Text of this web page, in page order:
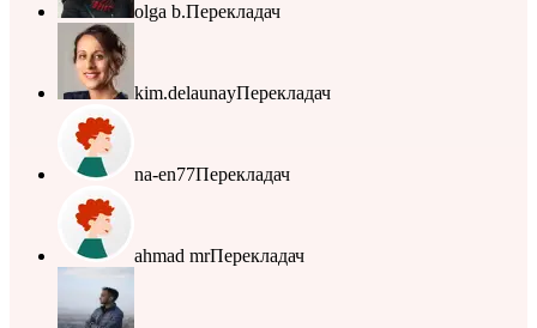
olga b.Перекладач
kim.delaunayПерекладач
na-en77Перекладач
ahmad mrПерекладач